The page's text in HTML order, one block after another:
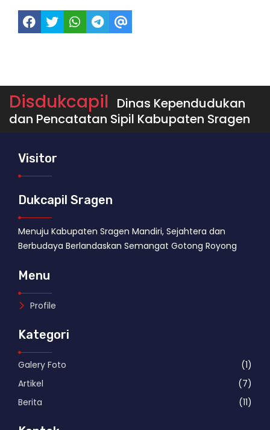
Disdukcapil Dinas Kependudukan
dan Pencatatan Sipil Kabupaten Sragen
Visitor
Dukcapil Sragen
Menuju Kabupaten Sragen Mandiri, Sejahtera dan
Berbudaya Berlandaskan Semangat Gotong Royong
Menu
Profile
Kategori
Galery Foto
(1)
Artikel
(7)
Berita
(11)